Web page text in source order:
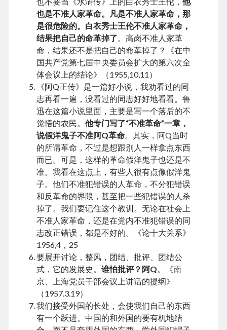
July 2023
June 2023
May 2023
April 2023
March 2023
February 2023
January 2023
December 2022
November 2022
September 2022
August 2022
July 2022
June 2022
May 2022
April 2022
March 2022
January 2022
December 2021
November 2021
October 2021
September 2021
August 2021
July 2021
June 2021
May 2021
April 2021
March 2021
也是不准人家革命。凡是不准人家革命，那
是很危险的。白衣秀士王伦不准人家革命，
结果把自己的命革掉了。高岗不准人家革
命，结果还不是把自己的命革掉了？《在中
国共产党第七届中央委员会扩大的第六次全
体会议上的结论》（1955,10,11）
《阿Q正传》是一篇好小说，我劝看过的同
志再看一遍，没看过的同志好好地看看。鲁
迅在这篇小说里面，主要是写一个落后的不
觉悟的农民。 他专门写了“不准革命”一章，
说假洋鬼子不准阿Q革命。其实，阿Q当时
的所谓革命，不过是想跟别人一样拿点东西
而已。可是，这样的革命假洋鬼子也还是不
准。我看在这点上，有些人很有点像假洋鬼
子。他们不准犯错误的人革命，不分犯错误
和反革命的界限，甚至把一些犯错误的人杀
掉了。我们要记住这个教训。无论在社会上
不准人家革命，还是在党内不准犯错误的同
志改正错误，都是不好的。《论十大关系》
1956,4，25
要展开讨论，整风，团结、批评、团结公
式，它的发展史。 谁怕批评？阿Q。《南
京、上海党员干部会议上讲话的提纲》
（1957.3.19）
我们接受外国的长处，会使我们自己的东西
有一个跃进。中国的和外国的要有机地结